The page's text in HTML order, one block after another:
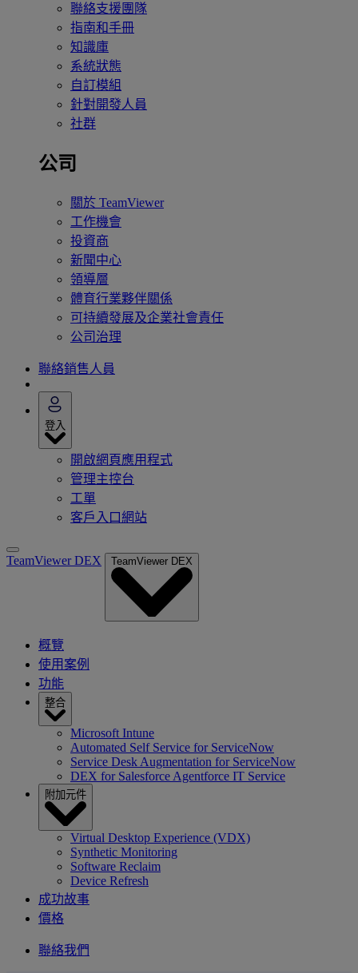
聯絡支援團隊
指南和手冊
知識庫
系統狀態
自訂模組
針對開發人員
社群
公司
關於 TeamViewer
工作機會
投資商
新聞中心
領導層
體育行業夥伴關係
可持續發展及企業社會責任
公司治理
聯絡銷售人員
登入
開啟網頁應用程式
管理主控台
工單
客戶入口網站
TeamViewer DEX TeamViewer DEX
概覽
使用案例
功能
整合
Microsoft Intune
Automated Self Service for ServiceNow
Service Desk Augmentation for ServiceNow
DEX for Salesforce Agentforce IT Service
附加元件
Virtual Desktop Experience (VDX)
Synthetic Monitoring
Software Reclaim
Device Refresh
成功故事
價格
聯絡我們